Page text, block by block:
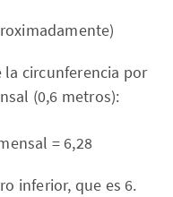
circunferencia por
(0,6 metros):
= 6,28
inferior, que es 6.